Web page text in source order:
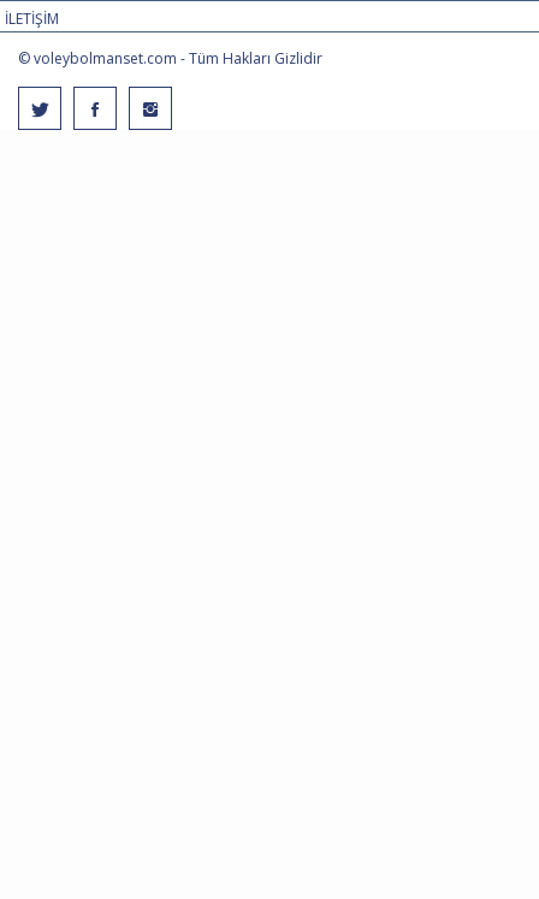
İLETİŞİM
© voleybolmanset.com - Tüm Hakları Gizlidir